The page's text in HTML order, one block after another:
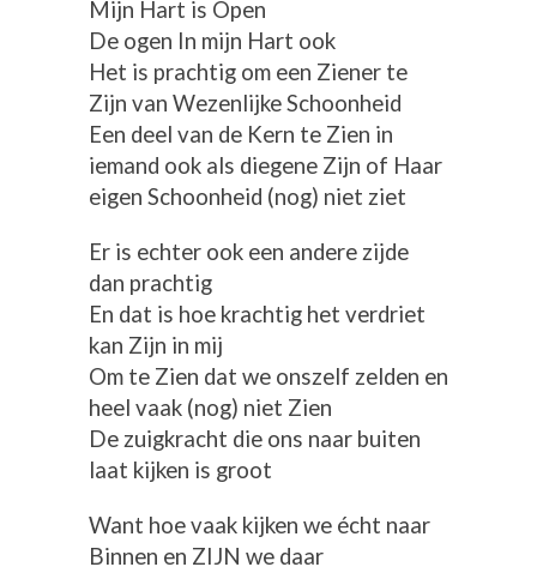
Mijn Hart is Open
De ogen In mijn Hart ook
Het is prachtig om een Ziener te
Zijn van Wezenlijke Schoonheid
Een deel van de Kern te Zien in
iemand ook als diegene Zijn of Haar
eigen Schoonheid (nog) niet ziet
Er is echter ook een andere zijde
dan prachtig
En dat is hoe krachtig het verdriet
kan Zijn in mij
Om te Zien dat we onszelf zelden en
heel vaak (nog) niet Zien
De zuigkracht die ons naar buiten
laat kijken is groot
Want hoe vaak kijken we écht naar
Binnen en ZIJN we daar